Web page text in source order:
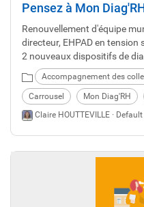
Pensez à Mon
Renouvellement d'équipe
directeur, EHPAD en
2 nouveaux dispositifs de
intéresser. Important : ils
additionnelle au CDG 22 et
facturation supplémentaire !
Accompagnement des
Carrousel Mon Diag'RH
Claire HOUTTEVILLE ·